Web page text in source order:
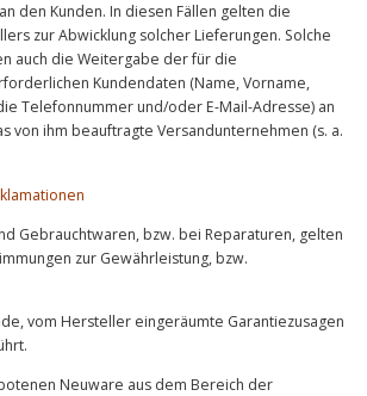
den Kunden. In diesen Fällen gelten die
zur Abwicklung solcher Lieferungen. Solche
auch die Weitergabe der für die
Kundendaten (Name, Vorname,
Telefonnummer und/oder E-Mail-Adresse) an
von ihm beauftragte Versandunternehmen (s. a.
Gebrauchtwaren, bzw. bei Reparaturen, gelten
zur Gewährleistung, bzw.
vom Hersteller eingeräumte Garantiezusagen
Neuware aus dem Bereich der